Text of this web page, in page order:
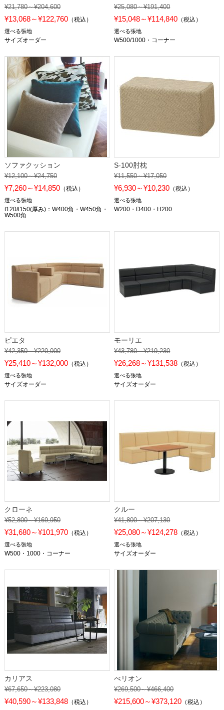
¥21,780～¥204,600
¥13,068～¥122,760（税込）
選べる張地
サイズオーダー
¥25,080～¥191,400
¥15,048～¥114,840 （税込）
選べる張地
W500/1000・コーナー
ソファクッション
¥12,100～¥24,750
¥7,260～¥14,850（税込）
選べる張地
t120/t150(厚み)：W400角・W450角・
W500角
S-100肘枕
¥11,550～¥17,050
¥6,930～¥10,230 （税込）
選べる張地
W200・D400・H200
ピエタ
¥42,350～¥220,000
¥25,410～¥132,000（税込）
選べる張地
サイズオーダー
モーリエ
¥43,780～¥219,230
¥26,268～¥131,538 （税込）
選べる張地
サイズオーダー
クローネ
¥52,800～¥169,950
¥31,680～¥101,970（税込）
選べる張地
W500・1000・コーナー
クルー
¥41,800～¥207,130
¥25,080～¥124,278 （税込）
選べる張地
サイズオーダー
カリアス
¥67,650～¥223,080
¥40,590～¥133,848（税込）
べリオン
¥269,500～¥466,400
¥215,600～¥373,120 （税込）